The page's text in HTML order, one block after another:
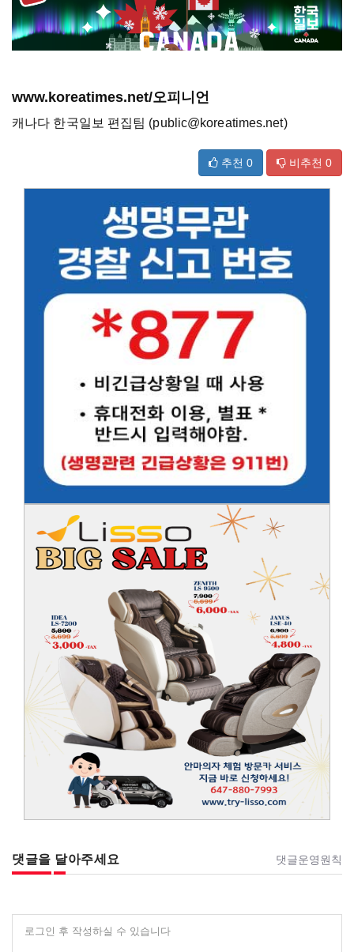
www.koreatimes.net/오피니언
캐나다 한국일보 편집팀 (public@koreatimes.net)
추천 0 비추천 0
댓글을 달아주세요 댓글운영원칙
로그인 후 작성하실 수 있습니다